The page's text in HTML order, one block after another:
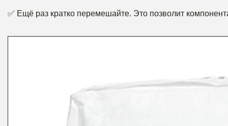
✅ Ещё раз кратко перемешайте. Это позволит